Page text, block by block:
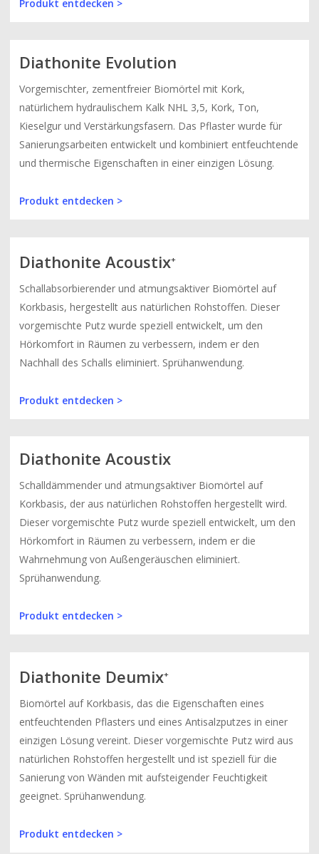
Produkt entdecken >
Diathonite Evolution
Vorgemischter, zementfreier Biomörtel mit Kork,
natürlichem hydraulischem Kalk NHL 3,5, Kork, Ton,
Kieselgur und Verstärkungsfasern. Das Pflaster wurde für
Sanierungsarbeiten entwickelt und kombiniert entfeuchtende
und thermische Eigenschaften in einer einzigen Lösung.
Produkt entdecken >
Diathonite Acoustix+
Schallabsorbierender und atmungsaktiver Biomörtel auf
Korkbasis, hergestellt aus natürlichen Rohstoffen. Dieser
vorgemischte Putz wurde speziell entwickelt, um den
Hörkomfort in Räumen zu verbessern, indem er den
Nachhall des Schalls eliminiert. Sprühanwendung.
Produkt entdecken >
Diathonite Acoustix
Schalldämmender und atmungsaktiver Biomörtel auf
Korkbasis, der aus natürlichen Rohstoffen hergestellt wird.
Dieser vorgemischte Putz wurde speziell entwickelt, um den
Hörkomfort in Räumen zu verbessern, indem er die
Wahrnehmung von Außengeräuschen eliminiert.
Sprühanwendung.
Produkt entdecken >
Diathonite Deumix+
Biomörtel auf Korkbasis, das die Eigenschaften eines
entfeuchtenden Pflasters und eines Antisalzputzes in einer
einzigen Lösung vereint. Dieser vorgemischte Putz wird aus
natürlichen Rohstoffen hergestellt und ist speziell für die
Sanierung von Wänden mit aufsteigender Feuchtigkeit
geeignet. Sprühanwendung.
Produkt entdecken >